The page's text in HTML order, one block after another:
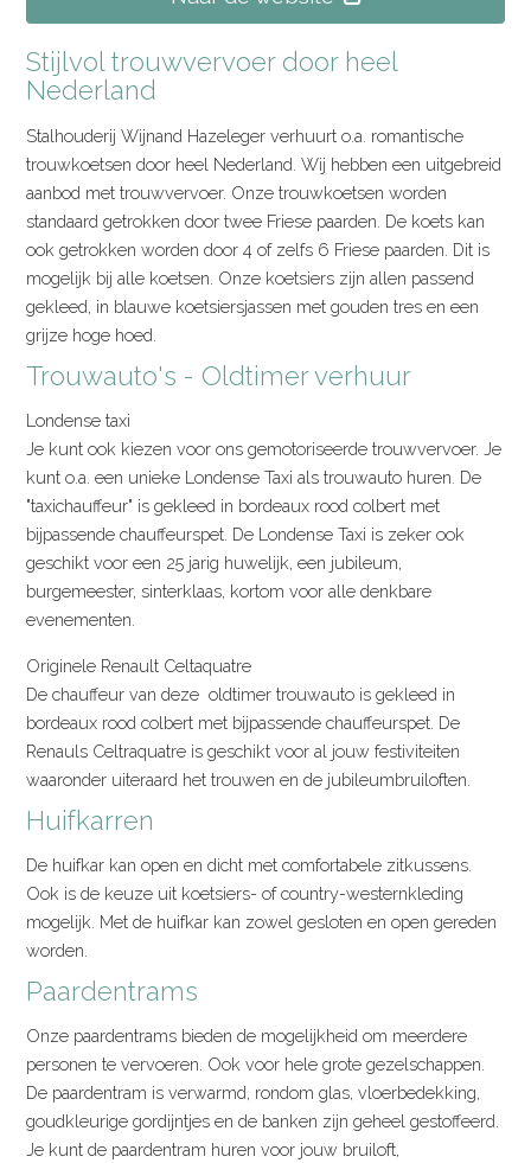
Stijlvol trouwvervoer door heel
Nederland
Stalhouderij Wijnand Hazeleger verhuurt o.a. romantische
trouwkoetsen door heel Nederland. Wij hebben een uitgebreid
aanbod met trouwvervoer. Onze trouwkoetsen worden
standaard getrokken door twee Friese paarden. De koets kan
ook getrokken worden door 4 of zelfs 6 Friese paarden. Dit is
mogelijk bij alle koetsen. Onze koetsiers zijn allen passend
gekleed, in blauwe koetsiersjassen met gouden tres en een
grijze hoge hoed.
Trouwauto's - Oldtimer verhuur
Londense taxi
Je kunt ook kiezen voor ons gemotoriseerde trouwvervoer. Je
kunt o.a. een unieke Londense Taxi als trouwauto huren. De
"taxichauffeur" is gekleed in bordeaux rood colbert met
bijpassende chauffeurspet. De Londense Taxi is zeker ook
geschikt voor een 25 jarig huwelijk, een jubileum,
burgemeester, sinterklaas, kortom voor alle denkbare
evenementen.
Originele Renault Celtaquatre
De chauffeur van deze oldtimer trouwauto is gekleed in
bordeaux rood colbert met bijpassende chauffeurspet. De
Renauls Celtraquatre is geschikt voor al jouw festiviteiten
waaronder uiteraard het trouwen en de jubileumbruiloften.
Huifkarren
De huifkar kan open en dicht met comfortabele zitkussens.
Ook is de keuze uit koetsiers- of country-westernkleding
mogelijk. Met de huifkar kan zowel gesloten en open gereden
worden.
Paardentrams
Onze paardentrams bieden de mogelijkheid om meerdere
personen te vervoeren. Ook voor hele grote gezelschappen.
De paardentram is verwarmd, rondom glas, vloerbedekking,
goudkleurige gordijntjes en de banken zijn geheel gestoffeerd.
Je kunt de paardentram huren voor jouw bruiloft,